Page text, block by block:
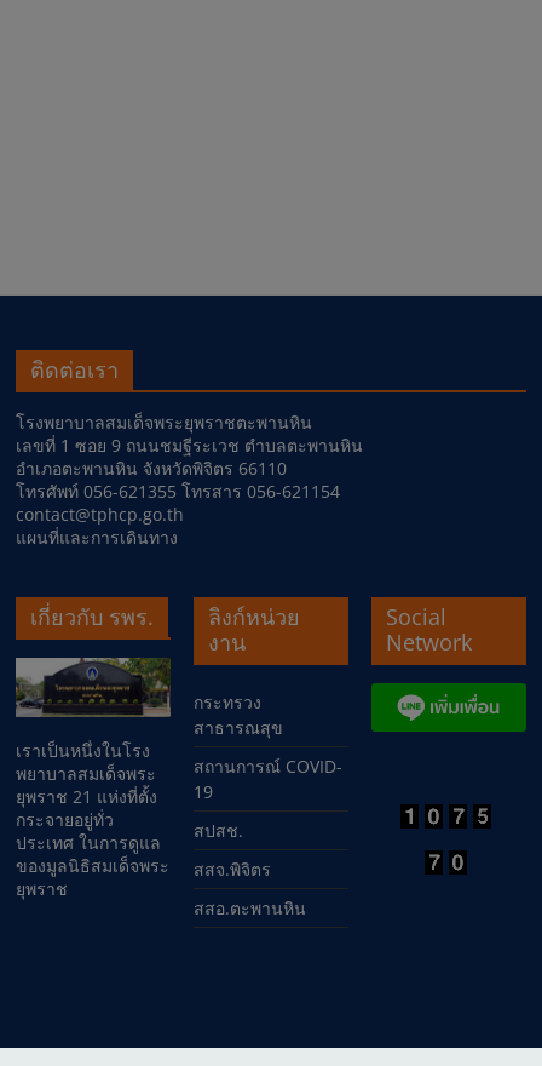
ติดต่อเรา
โรงพยาบาลสมเด็จพระยุพราชตะพานหิน
เลขที่ 1 ซอย 9 ถนนชมฐีระเวช ตำบลตะพานหิน
อำเภอตะพานหิน จังหวัดพิจิตร 66110
โทรศัพท์ 056-621355 โทรสาร 056-621154
contact@tphcp.go.th
แผนที่และการเดินทาง
เกี่ยวกับ รพร.
เราเป็นหนึ่งในโรง
พยาบาลสมเด็จพระ
ยุพราช 21 แห่งที่ตั้ง
กระจายอยู่ทั่ว
ประเทศ ในการดูแล
ของมูลนิธิสมเด็จพระ
ยุพราช
ลิงก์หน่วย
งาน
กระทรวง
สาธารณสุข
สถานการณ์ COVID-
19
สปสช.
สสจ.พิจิตร
สสอ.ตะพานหิน
Social
Network